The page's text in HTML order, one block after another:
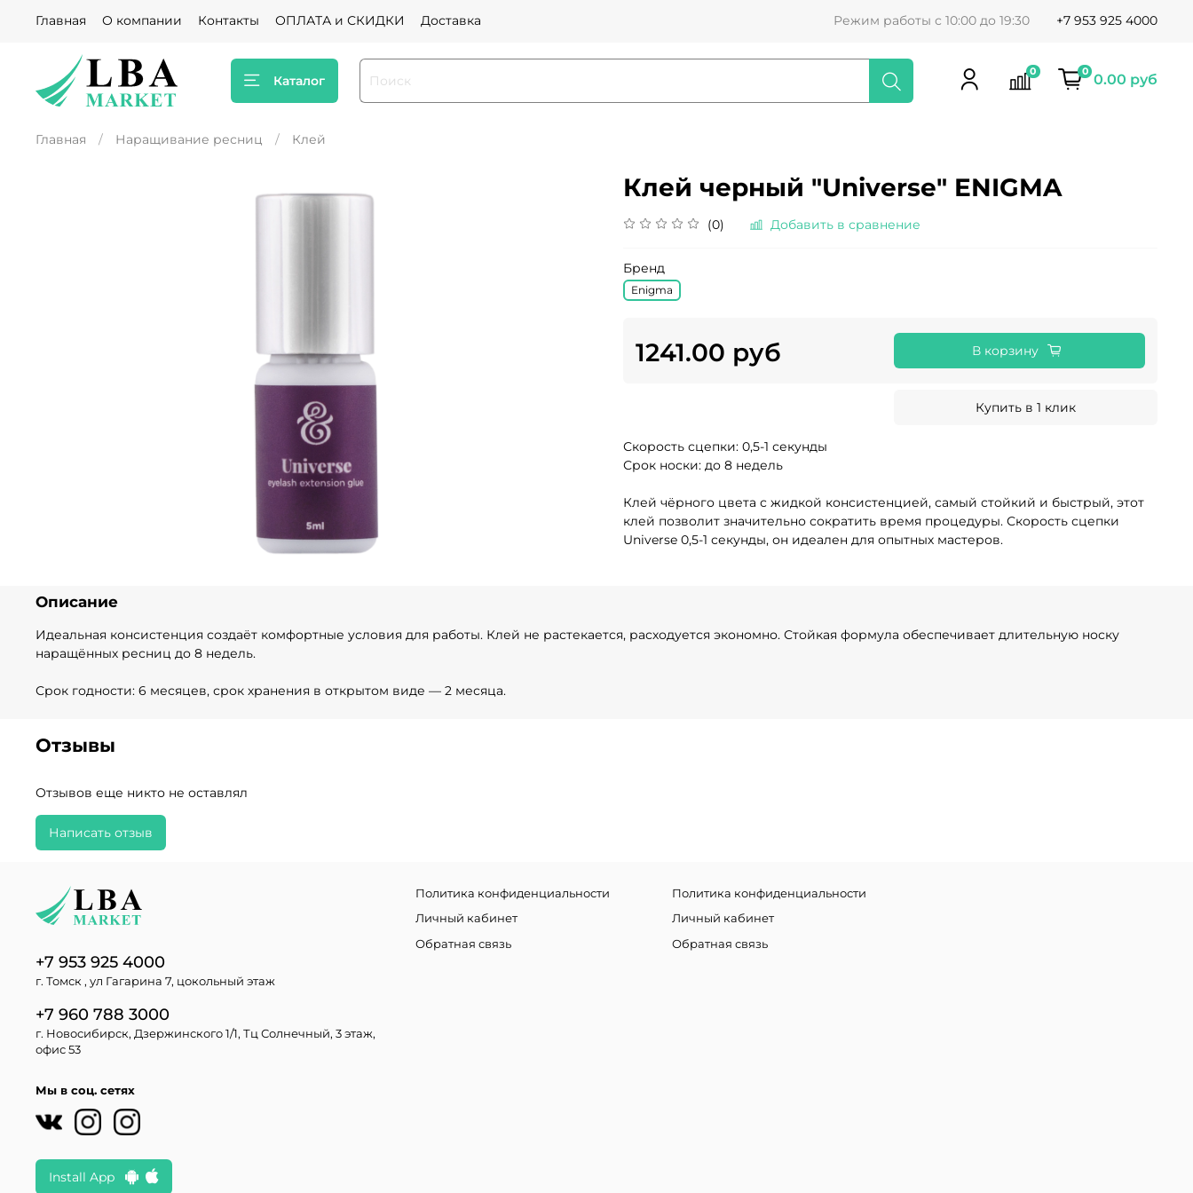
Главная О компании Контакты ОПЛАТА и СКИДКИ Доставка Режим работы с 10:00 до 19:30 +7 953 925 4000
Каталог
0 0 0.00 руб
Главная Наращивание ресниц Клей
Клей черный "Universe" ENIGMA
(0) Добавить в сравнение
Бренд
Enigma
1241.00 руб В корзину
Купить в 1 клик
Скорость сцепки: 0,5-1 секунды
Срок носки: до 8 недель
Клей чёрного цвета с жидкой консистенцией, самый стойкий и быстрый, этот
клей позволит значительно сократить время процедуры. Скорость сцепки
Universe 0,5-1 секунды, он идеален для опытных мастеров.
Описание
Идеальная консистенция создаёт комфортные условия для работы. Клей не растекается, расходуется экономно. Стойкая формула обеспечивает длительную носку
наращённых ресниц до 8 недель.
Срок годности: 6 месяцев, срок хранения в открытом виде — 2 месяца.
Отзывы
Отзывов еще никто не оставлял
Написать отзыв
Политика конфиденциальности
Личный кабинет
Обратная связь
Политика конфиденциальности
Личный кабинет
Обратная связь
+7 953 925 4000
г. Томск , ул Гагарина 7, цокольный этаж
+7 960 788 3000
г. Новосибирск, Дзержинского 1/1, Тц Солнечный, 3 этаж,
офис 53
Мы в соц. сетях
Install App